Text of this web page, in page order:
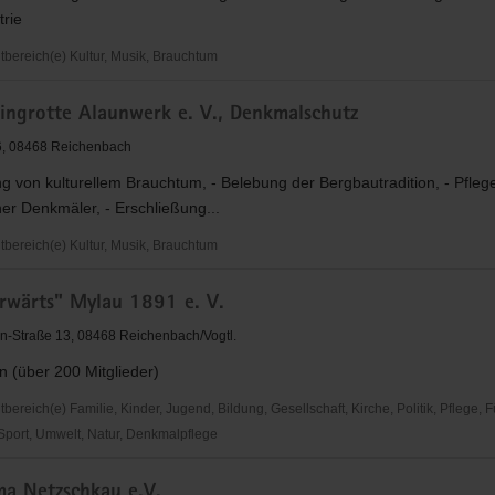
Kultur, Musik, Brauchtum
Alaunwerk e. V., Denkmalschutz
08468 Reichenbach
von kulturellem Brauchtum, - Belebung der Bergbautradition, -
Denkmäler, - Erschließung...
Kultur, Musik, Brauchtum
Mylau 1891 e. V.
Straße 13, 08468 Reichenbach/Vogtl.
(über 200 Mitglieder)
Familie, Kinder, Jugend, Bildung, Gesellschaft, Kirche, Politik, Pflege,
Umwelt, Natur, Denkmalpflege